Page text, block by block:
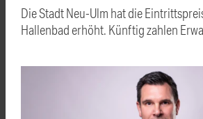
Die Stadt Neu-Ulm hat die
Hallenbad erhöht. Künftig zahlen